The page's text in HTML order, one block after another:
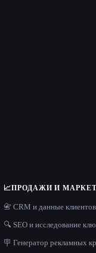
📈ПРОДАЖИ И
📇 CRM и данные клиентов
🔍 SEO и исследование
🪧 Генератор рекламных